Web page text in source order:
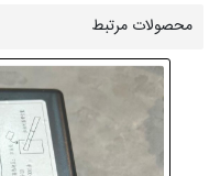
محصولات مرتبط